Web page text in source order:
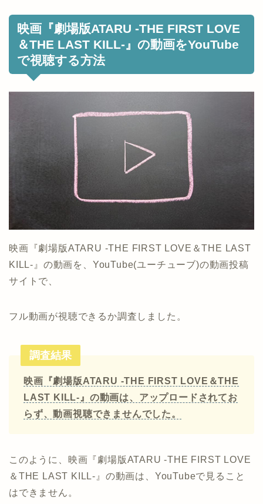
映画『劇場版ATARU ‐THE FIRST LOVE
＆THE LAST KILL‐』の動画をYouTube
で視聴する方法
映画『劇場版ATARU ‐THE FIRST LOVE＆THE LAST
KILL‐』の動画を、YouTube(ユーチューブ)の動画投稿
サイトで、
フル動画が視聴できるか調査しました。
調査結果
映画『劇場版ATARU ‐THE FIRST LOVE＆THE
LAST KILL‐』の動画は、アップロードされてお
らず、動画視聴できませんでした。
このように、映画『劇場版ATARU ‐THE FIRST LOVE
＆THE LAST KILL‐』の動画は、YouTubeで見ること
はできません。